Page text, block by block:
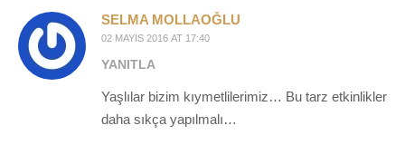
SELMA MOLLAOĞLU
02 MAYIS 2016 AT 17:40
YANITLA
Yaşlılar bizim kıymetlilerimiz… Bu tarz etkinlikler
daha sıkça yapılmalı…